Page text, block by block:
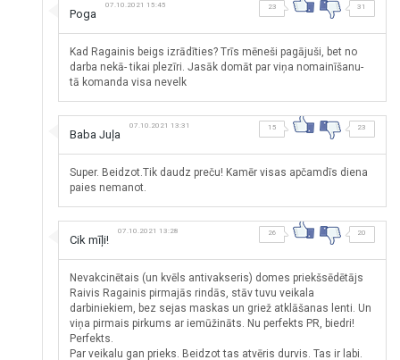
Poga
07.10.2021 15:45 23 31
Kad Ragainis beigs izrādīties? Trīs mēneši pagājuši, bet no
darba nekā- tikai plezīri. Jasāk domāt par viņa nomainīšanu-
tā komanda visa nevelk
Baba Juļa
07.10.2021 13:31 15 23
Super. Beidzot.Tik daudz preču! Kamēr visas apčamdīs diena
paies nemanot.
Cik mīļi!
07.10.2021 13:28 26 20
Nevakcinētais (un kvēls antivakseris) domes priekšsēdētājs
Raivis Ragainis pirmajās rindās, stāv tuvu veikala
darbiniekiem, bez sejas maskas un griež atklāšanas lenti. Un
viņa pirmais pirkums ar iemūžināts. Nu perfekts PR, biedri!
Perfekts.
Par veikalu gan prieks. Beidzot tas atvēris durvis. Tas ir labi.